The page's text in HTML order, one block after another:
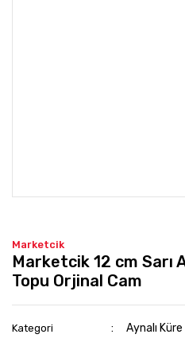
Marketcik
Marketcik 12 cm Sarı
Topu Orjinal Cam
Kategori Aynalı